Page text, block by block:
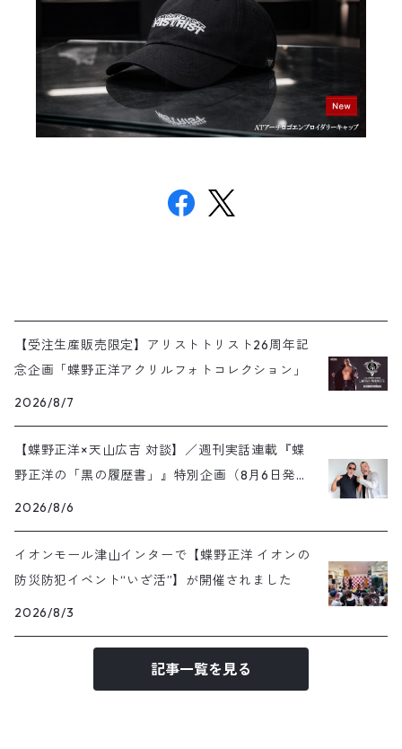
【受注生産販売限定】アリストトリスト26周年記
念企画「蝶野正洋アクリルフォトコレクション」
2026/8/7
【蝶野正洋×天山広吉 対談】／週刊実話連載『蝶
野正洋の「黒の履歴書」』特別企画（8月6日発売
号）
2026/8/6
イオンモール津山インターで【蝶野正洋 イオンの
防災防犯イベント“いざ活”】が開催されました
2026/8/3
記事一覧を見る